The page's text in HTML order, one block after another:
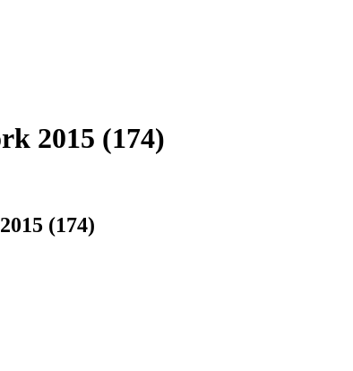
2015 (174)
(174)